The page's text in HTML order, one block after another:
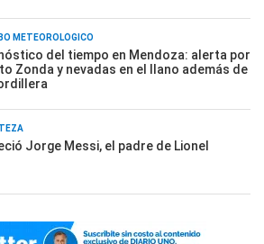
METEOROLÓGICO
del tiempo en Mendoza: alerta por
Zonda y nevadas en el llano además de
Jorge Messi, el padre de Lionel